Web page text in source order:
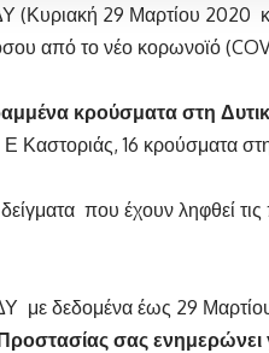
(Κυριακή 29 Μαρτίου 2020
από το νέο κορωνοϊό
κρούσματα στη
Καστοριάς, 16 κρούσματα
που έχουν ληφθεί
με δεδομένα έως 29
σας ενημερώνει